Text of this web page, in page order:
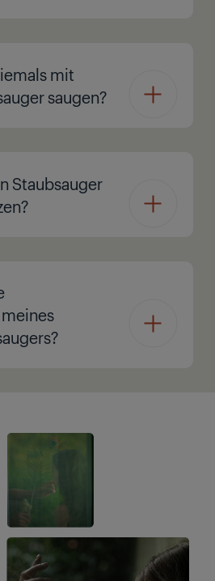
mit
saugen?
Staubsauger